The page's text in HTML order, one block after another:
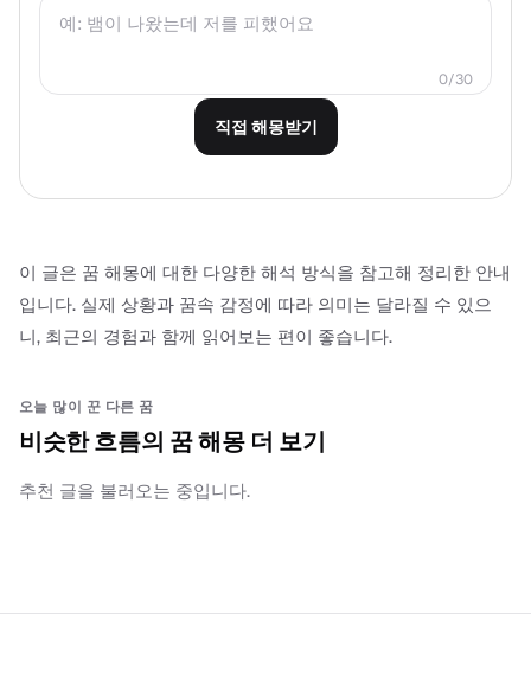
0/30
직접 해몽받기
이 글은 꿈 해몽에 대한 다양한 해석 방식을 참고해 정리한 안내
입니다. 실제 상황과 꿈속 감정에 따라 의미는 달라질 수 있으
니, 최근의 경험과 함께 읽어보는 편이 좋습니다.
오늘 많이 꾼 다른 꿈
비슷한 흐름의 꿈 해몽 더 보기
추천 글을 불러오는 중입니다.